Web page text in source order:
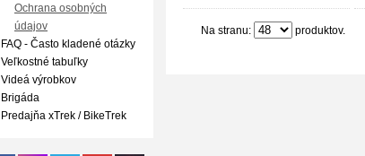
Ochrana osobných
údajov
FAQ - Často kladené otázky
Veľkostné tabuľky
Videá výrobkov
Brigáda
Predajňa xTrek / BikeTrek
Na stranu: produktov.